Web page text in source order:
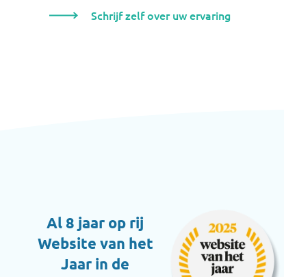
Schrijf zelf over uw ervaring
Al 8 jaar op rij
Website van het
Jaar in de